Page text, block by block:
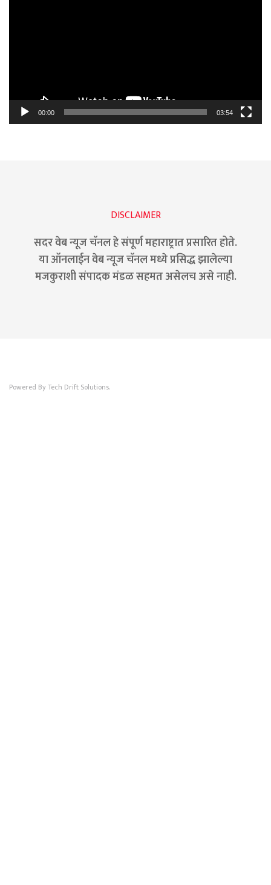
00:00 03:54
DISCLAIMER
सदर वेब न्यूज चॅनल हे संपूर्ण महाराष्ट्रात प्रसारित होते.
या ऑनलाईन वेब न्यूज चॅनल मध्ये प्रसिद्ध झालेल्या
मजकुराशी संपादक मंडळ सहमत असेलच असे नाही.
Powered By Tech Drift Solutions.